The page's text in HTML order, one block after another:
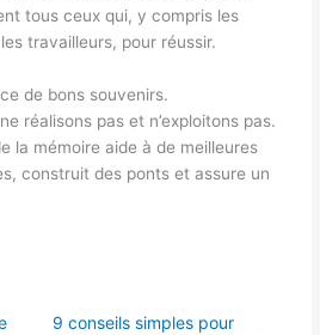
tous ceux qui, y compris les
travailleurs, pour réussir.
de bons souvenirs.
réalisons pas et n’exploitons pas.
la mémoire aide à de meilleures
construit des ponts et assure un
9 conseils simples pour